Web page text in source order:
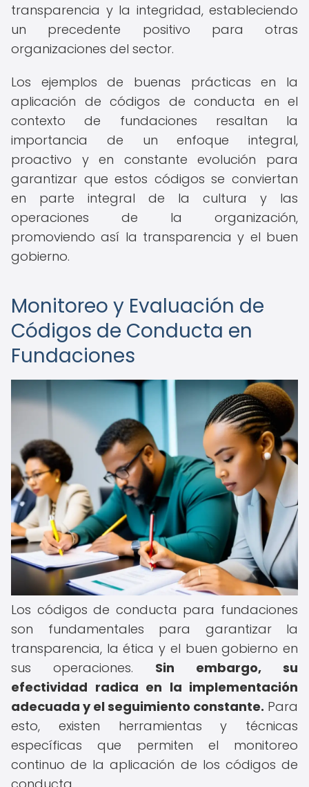
transparencia y la integridad, estableciendo
un precedente positivo para otras
organizaciones del sector.
Los ejemplos de buenas prácticas en la
aplicación de códigos de conducta en el
contexto de fundaciones resaltan la
importancia de un enfoque integral,
proactivo y en constante evolución para
garantizar que estos códigos se conviertan
en parte integral de la cultura y las
operaciones de la organización,
promoviendo así la transparencia y el buen
gobierno.
Monitoreo y Evaluación de
Códigos de Conducta en
Fundaciones
Los códigos de conducta para fundaciones
son fundamentales para garantizar la
transparencia, la ética y el buen gobierno en
sus operaciones. Sin embargo, su
efectividad radica en la implementación
adecuada y el seguimiento constante. Para
esto, existen herramientas y técnicas
específicas que permiten el monitoreo
continuo de la aplicación de los códigos de